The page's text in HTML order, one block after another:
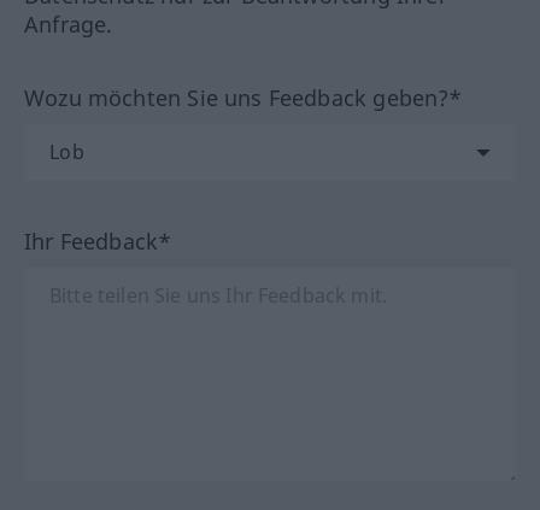
Anfrage.
Wozu möchten Sie uns Feedback geben?*
Ihr Feedback*